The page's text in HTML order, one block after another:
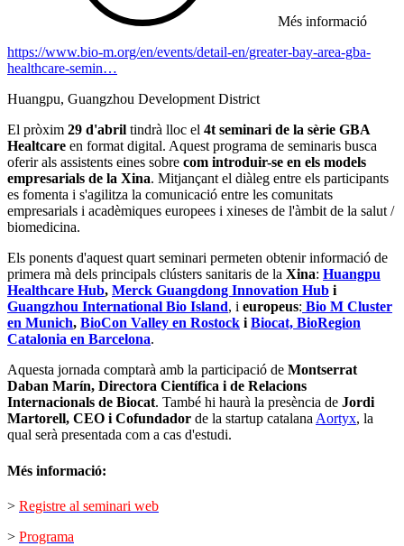
Més informació
https://www.bio-m.org/en/events/detail-en/greater-bay-area-gba-
healthcare-semin…
Huangpu, Guangzhou Development District
El pròxim 29 d'abril tindrà lloc el 4t seminari de la sèrie GBA
Healtcare en format digital. Aquest programa de seminaris busca
oferir als assistents eines sobre com introduir-se en els models
empresarials de la Xina. Mitjançant el diàleg entre els participants
es fomenta i s'agilitza la comunicació entre les comunitats
empresarials i acadèmiques europees i xineses de l'àmbit de la salut /
biomedicina.
Els ponents d'aquest quart seminari permeten obtenir informació de
primera mà dels principals clústers sanitaris de la Xina: Huangpu
Healthcare Hub, Merck Guangdong Innovation Hub i
Guangzhou International Bio Island, i europeus: Bio M Cluster
en Munich, BioCon Valley en Rostock iBiocat, BioRegion
Catalonia en Barcelona.
Aquesta jornada comptarà amb la participació de Montserrat
Daban Marín, Directora Científica i de Relacions
Internacionals de Biocat. També hi haurà la presència de Jordi
Martorell, CEO i Cofundador de la startup catalanaAortyx, la
qual serà presentada com a cas d'estudi.
Més informació:
> Registre al seminari web
> Programa